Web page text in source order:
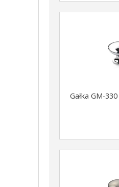
Gałka GM-